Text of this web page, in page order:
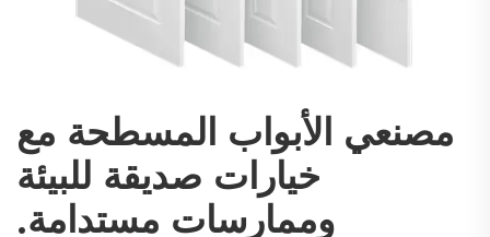
مصنعي الأبواب المسطحة مع
خيارات صديقة للبيئة
وممارسات مستدامة.